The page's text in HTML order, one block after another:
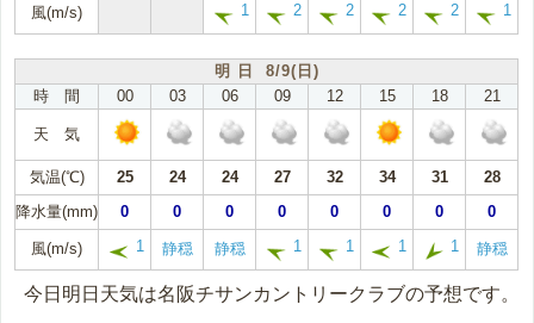
風(m/s) 1 2 2 2 2 1
明 日 8/9(日)
時 間
00 03 06 09 12 15 18 21
天 気
気温(℃) 25 24 24 27 32 34 31
28
降水量(mm)
0 0 0 0 0 0 0 0
風(m/s) 1 静穏 静穏 1 1 1 1 静穏
今日明日天気は名阪チサンカントリークラブの予想です。